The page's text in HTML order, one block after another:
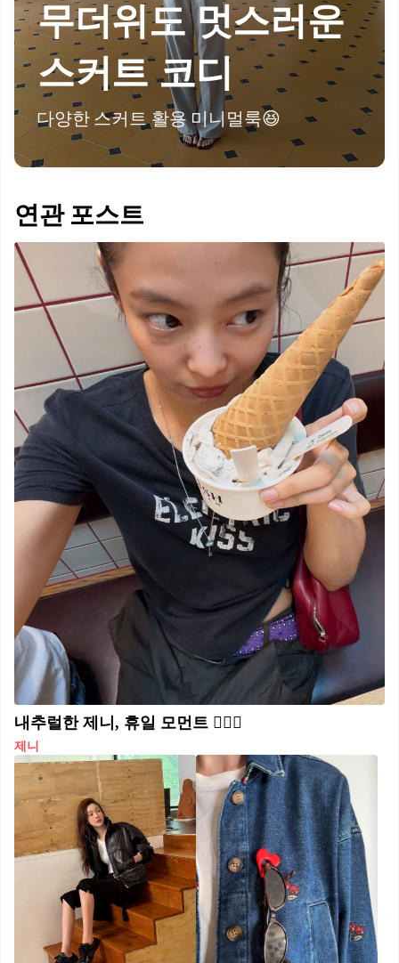
무더위도 멋스러운
스커트 코디
다양한 스커트 활용 미니멀룩😆
연관 포스트
내추럴한 제니, 휴일 모먼트 🧘🏻‍♀️
제니